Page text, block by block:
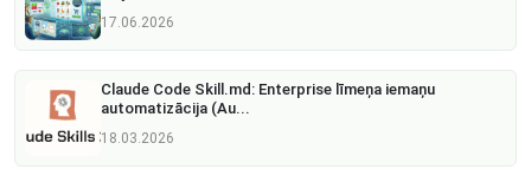
17.06.2026
Claude Code Skill.md: Enterprise līmeņa iemaņu
automatizācija (Au...
18.03.2026